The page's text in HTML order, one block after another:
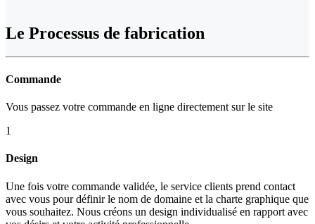
Le Processus de fabrication
Commande
Vous passez votre commande en ligne directement sur le site
1
Design
Une fois votre commande validée, le service clients prend contact
avec vous pour définir le nom de domaine et la charte graphique que
vous souhaitez. Nous créons un design individualisé en rapport avec